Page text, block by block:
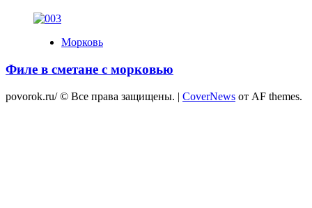
Морковь
Филе в сметане с морковью
povorok.ru/ © Все права защищены. | CoverNews от AF themes.